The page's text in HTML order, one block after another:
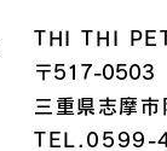
THI THI
〒517-0503
三重県志摩
TEL.0599-